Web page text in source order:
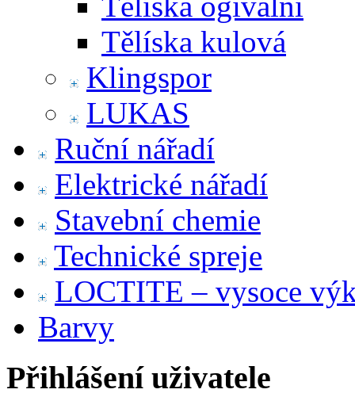
Tělíska kulová
Klingspor
LUKAS
Ruční nářadí
Elektrické nářadí
Stavební chemie
Technické spreje
LOCTITE – vysoce
Barvy
Přihlášení uživatele